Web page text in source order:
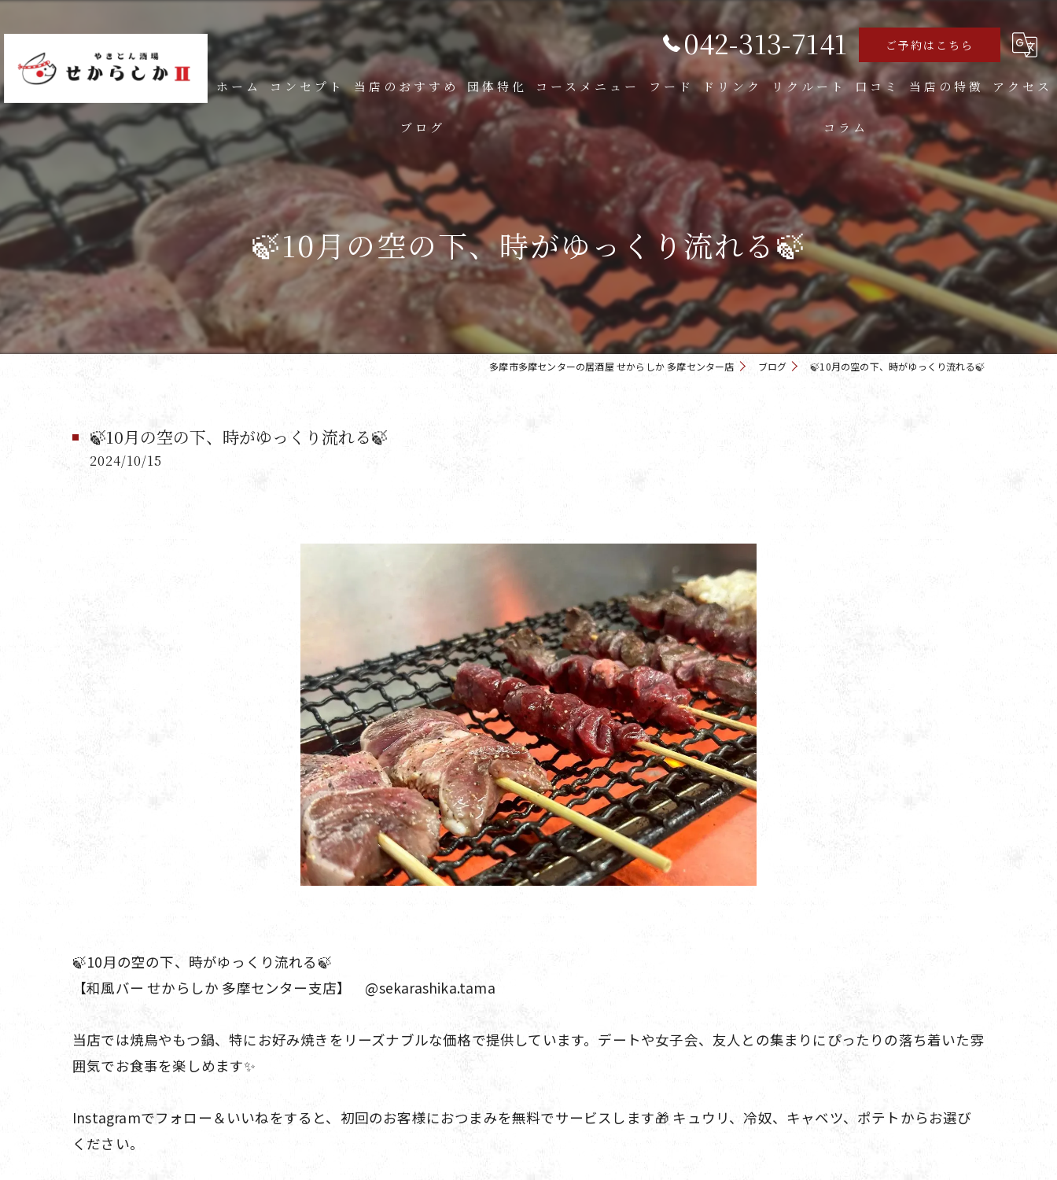
042-313-7141 ご予約はこちら
ホーム コンセプト 当店のおすすめ 団体特化 コースメニュー フード ドリンク リクルート 口コミ 当店の特徴
食べ飲み放題
焼き鳥
お好み焼き
大人数
アクセス
ブログ コラム
🍃10月の空の下、時がゆっくり流れる🍃
多摩市多摩センターの居酒屋 せからしか 多摩センター店 ブログ 🍃10月の空の下、時がゆっくり流れる🍃
🍃10月の空の下、時がゆっくり流れる🍃
2024/10/15
🍃10月の空の下、時がゆっくり流れる🍃
【和風バー せからしか 多摩センター支店】 @sekarashika.tama
当店では焼鳥やもつ鍋、特にお好み焼きをリーズナブルな価格で提供しています。デートや女子会、友人との集まりにぴったりの落ち着いた雰
囲気でお食事を楽しめます✨
Instagramでフォロー＆いいねをすると、初回のお客様におつまみを無料でサービスします🎁 キュウリ、冷奴、キャベツ、ポテトからお選び
ください。